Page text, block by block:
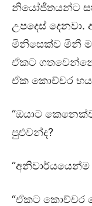
නියෝජිතයන්ට සහ
උපදෙස්
මිනිසෙක්ව මිනී
ඒකට
ඒක කොච්චර
“ඔයාට
පුළුවන්ද?
“අනිවාර්යයෙන්ම
“ඒකට කොච්චර